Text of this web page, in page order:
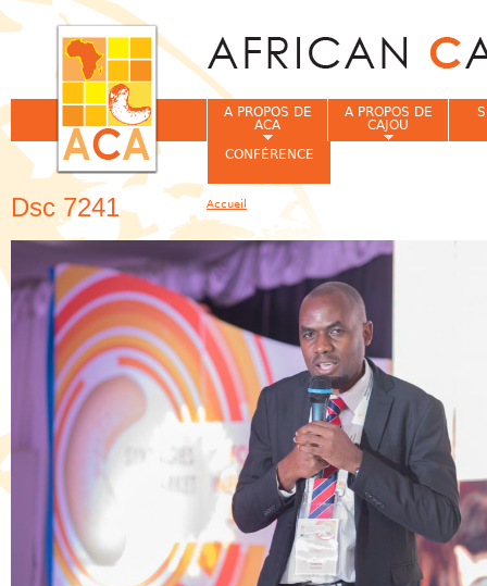
Dsc 7241
A PROPOS DE
ACA
A PROPOS DE
CAJOU
CONFÉRENCE
Vous êtes ici
Accueil